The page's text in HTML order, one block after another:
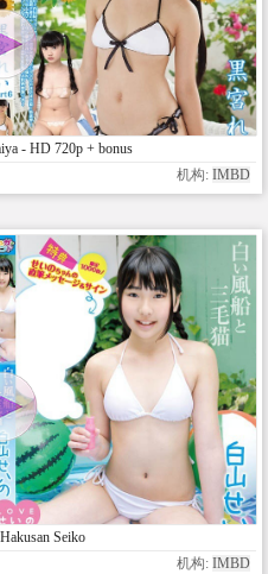
- HD 720p + bonus
机构: IMBD
Seiko
机构: IMBD